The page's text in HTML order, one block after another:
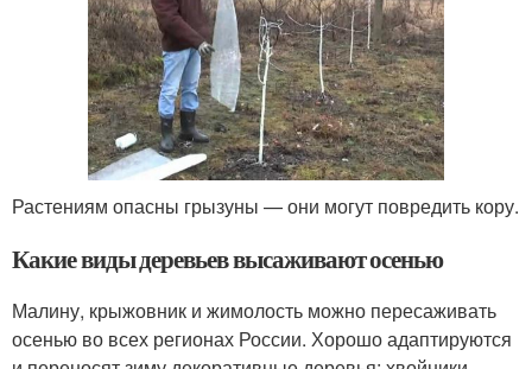
Растениям опасны грызуны — они могут повредить кору.
Какие виды деревьев высаживают осенью
Малину, крыжовник и жимолость можно пересаживать
осенью во всех регионах России. Хорошо адаптируются